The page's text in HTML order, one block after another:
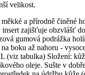
velikost.
a přírodně
zajišťuje
gumová podrážka
boku až nahoru -
tabulka) Složení:
oleje. Sušte v